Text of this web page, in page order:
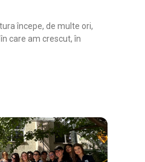
începe, de multe ori,
care am crescut, în